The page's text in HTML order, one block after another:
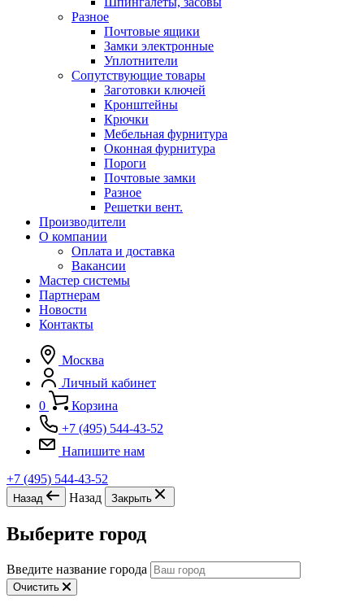
Разное
Почтовые ящики
Замки электронные
Уплотнители
Сопутствующие товары
Заготовки ключей
Кронштейны
Крючки
Мебельная фурнитура
Оконная фурнитура
Пороги
Почтовые замки
Разное
Решетки вент.
Производители
О компании
Оплата и доставка
Вакансии
Мастер системы
Партнерам
Новости
Контакты
Москва
Личный кабинет
0
Корзина
+7 (495) 544-43-52
Напишите нам
+7 (495) 544-43-52
Назад Назад Закрыть
Выберите город
Введите название города
Очистить